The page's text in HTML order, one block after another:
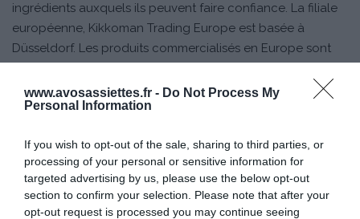
www.avosassiettes.fr - Do Not Process My
Personal Information
If you wish to opt-out of the sale, sharing to third parties, or
processing of your personal or sensitive information for
targeted advertising by us, please use the below opt-out
section to confirm your selection. Please note that after your
opt-out request is processed you may continue seeing
ingrédients auxquels ils peuvent faire confiance. La filiale
européenne, Kikkoman Trading Europe est basée à
Düsseldorf. Les produits commercialisés en Europe sont
à Sappemeer. La capacité de production de l’usine est
passée de 4 millions de litres à 14 millions de litres